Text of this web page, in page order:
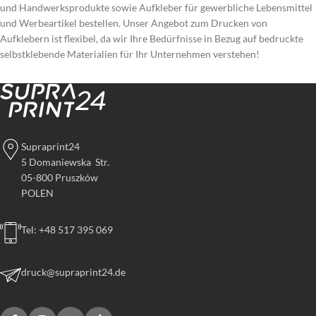
und Handwerksprodukte sowie Aufkleber für gewerbliche Lebensmittel
und Werbeartikel bestellen. Unser Angebot zum Drucken von
Aufklebern ist flexibel, da wir Ihre Bedürfnisse in Bezug auf bedruckte
selbstklebende Materialien für Ihr Unternehmen verstehen!
Supraprint24
5 Domaniewska Str.
05-800 Pruszków
POLEN
Tel: +48 517 395 069
druck@supraprint24.de